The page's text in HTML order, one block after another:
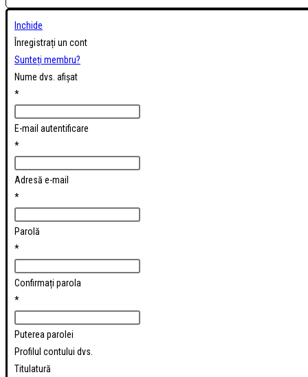
Inchide
Înregistrați un cont
Sunteți membru?
Nume dvs. afișat
*
E-mail autentificare
*
Adresă e-mail
*
Parolă
*
Confirmați parola
*
Puterea parolei
Profilul contului dvs.
Titulatură